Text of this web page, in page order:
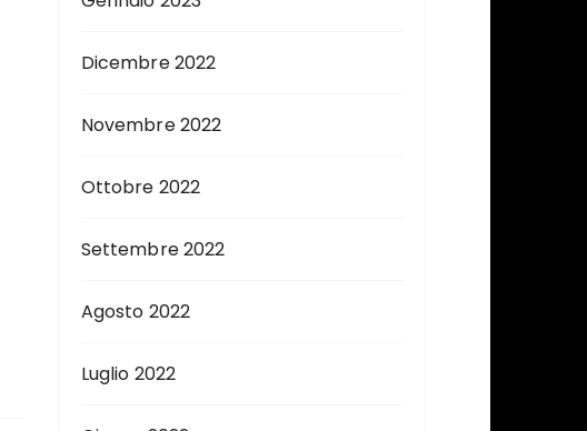
Dicembre 2022
Novembre 2022
Ottobre 2022
Settembre 2022
Agosto 2022
Luglio 2022